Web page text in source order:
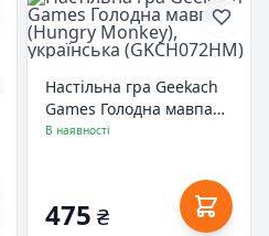
Настільна гра Geekach
Games Голодна мавпа
(Hungry Monkey),
В наявності
475 ₴